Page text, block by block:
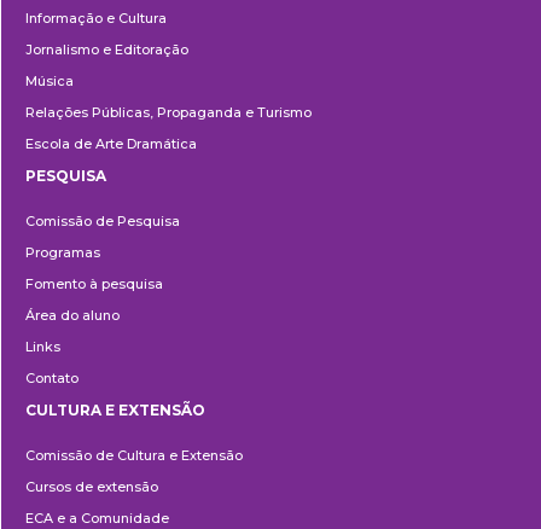
Informação e Cultura
Jornalismo e Editoração
Música
Relações Públicas, Propaganda e Turismo
Escola de Arte Dramática
PESQUISA
Comissão de Pesquisa
Programas
Fomento à pesquisa
Área do aluno
Links
Contato
e
Extensão
CULTURA E EXTENSÃO
Comissão de Cultura e Extensão
Cursos de extensão
ECA e a Comunidade